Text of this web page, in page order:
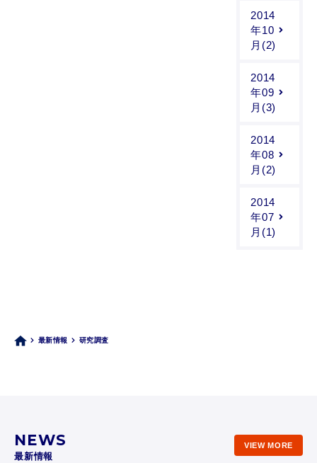
2014
年10
月(2)
2014
年09
月(3)
2014
年08
月(2)
2014
年07
月(1)
最新情報 研究調査
NEWS
最新情報
VIEW MORE